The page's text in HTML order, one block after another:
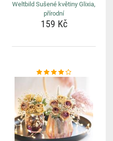
Weltbild Sušené květiny Glixia,
přírodní
159 Kč